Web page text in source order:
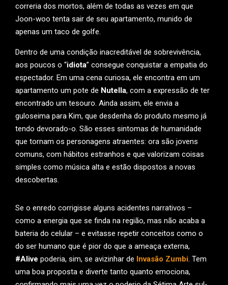
correria dos mortos, além de todas as vezes em que
Joon-woo tenta sair de seu apartamento, munido de
apenas um taco de golfe.
Dentro de uma condição inacreditável de sobrevivência,
aos poucos o “idiota” consegue conquistar a empatia do
espectador. Em uma cena curiosa, ele encontra em um
apartamento um pote de Nutella, com a expressão de ter
encontrado um tesouro. Ainda assim, ele envia a
guloseima para Kim, que desdenha do produto mesmo já
tendo devorado-o. São esses sintomas de humanidade
que tornam os personagens atraentes: ora são jovens
comuns, com hábitos estranhos e que valorizam coisas
simples como música alta e estão dispostos a novas
descobertas.
Se o enredo corrigisse alguns acidentes narrativos –
como a energia que se finda na região, mas não acaba a
bateria do celular – e evitasse repetir conceitos como o
do ser humano que é pior do que a ameaça externa,
#Alive poderia, sim, se avizinhar de Invasão Zumbi. Tem
uma boa proposta e diverte tanto quanto emociona,